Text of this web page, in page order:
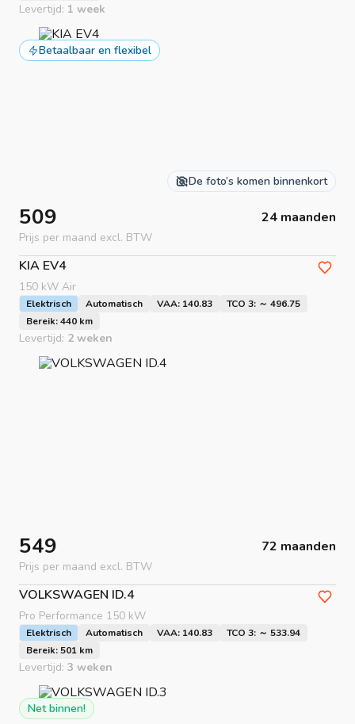
Levertijd: 1 week
Betaalbaar en flexibel
De foto’s komen binnenkort
509 24 maanden
Prijs per maand excl. BTW
KIA EV4
150 kW Air
Elektrisch Automatisch VAA: 140.83
TCO 3: ～ 496.75
Bereik: 440 km
Levertijd: 2 weken
549 72 maanden
Prijs per maand excl. BTW
VOLKSWAGEN ID.4
Pro Performance 150 kW
Elektrisch Automatisch VAA: 140.83
TCO 3: ～ 533.94
Bereik: 501 km
Levertijd: 3 weken
Net binnen!